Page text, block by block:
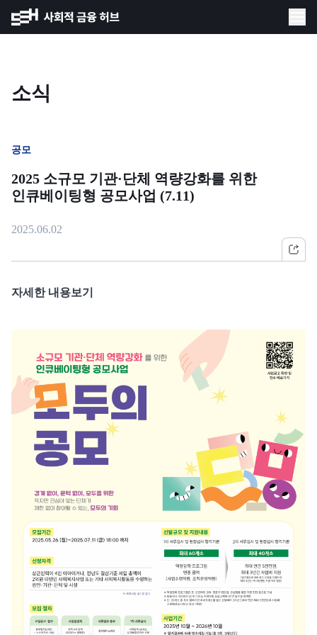
소식
공모
2025 소규모 기관·단체 역량강화를 위한
인큐베이팅형 공모사업 (7.11)
2025.06.02
자세한 내용보기